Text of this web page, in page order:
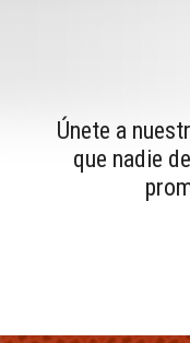
Únete a
que nadie